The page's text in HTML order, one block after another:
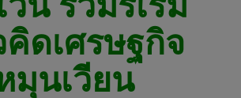
ดเศรษฐกิจ
มุนเวียน